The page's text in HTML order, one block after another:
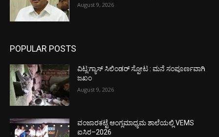
August 9, 2026
POPULAR POSTS
ವಿಟ್ಲ:ಗ್ಯಾಸ್ ಸಿಲಿಂಡರ್ ಸ್ಪೋಟ : ಮನೆ ಸಂಪೂರ್ಣವಾಗಿ
ಜಖಂ
August 9, 2026
ವಂಜಾರಕಟ್ಟೆ ಆಂಗ್ಲಮಾಧ್ಯಮ ಶಾಲೆಯಲ್ಲಿ VEMS
ಐಸಿರ–2026